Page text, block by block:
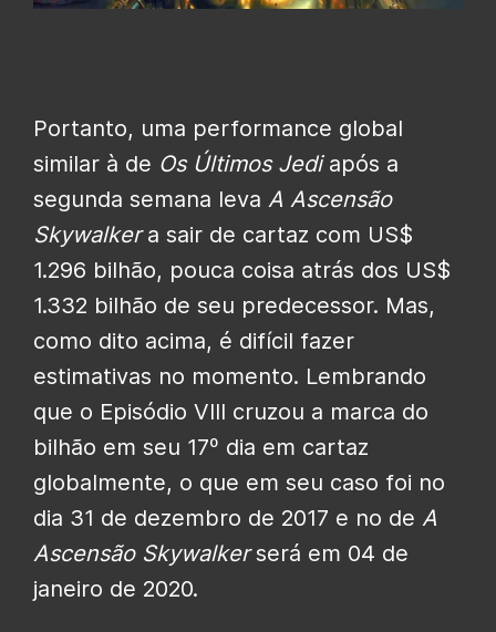
Portanto, uma performance global
similar à de Os Últimos Jediapós a
segunda semana leva A Ascensão
Skywalkera sair de cartaz com US$
1.296 bilhão, pouca coisa atrás dos US$
1.332 bilhão de seu predecessor. Mas,
como dito acima, é difícil fazer
estimativas no momento. Lembrando
que o Episódio VIII cruzou a marca do
bilhão em seu 17º dia em cartaz
globalmente, o que em seu caso foi no
dia 31 de dezembro de 2017 e no de A
Ascensão Skywalkerserá em 04 de
janeiro de 2020.